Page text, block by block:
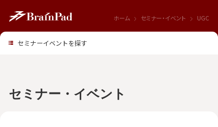
ホーム セミナー・イベント UGC
セミナー・イベント
セミナーイベントを探す